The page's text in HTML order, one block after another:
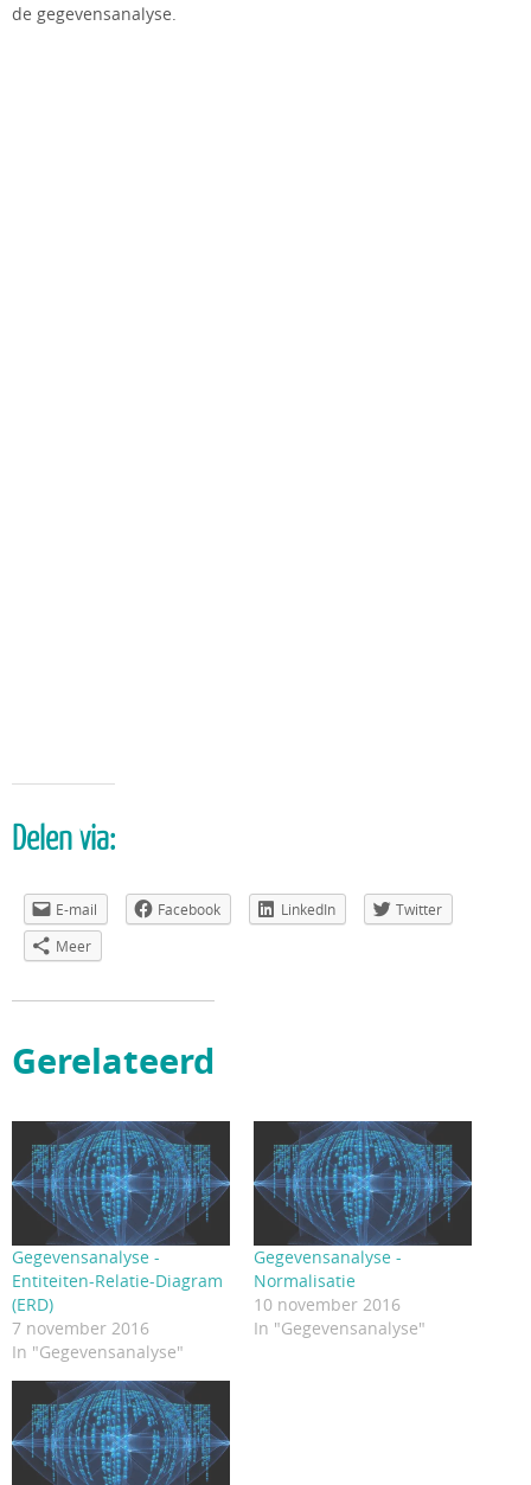
de gegevensanalyse.
Delen via:
E-mail Facebook LinkedIn
Twitter
Meer
Gerelateerd
Gegevensanalyse -
Entiteiten-Relatie-Diagram
(ERD)
7 november 2016
In "Gegevensanalyse"
Gegevensanalyse -
Normalisatie
10 november 2016
In "Gegevensanalyse"